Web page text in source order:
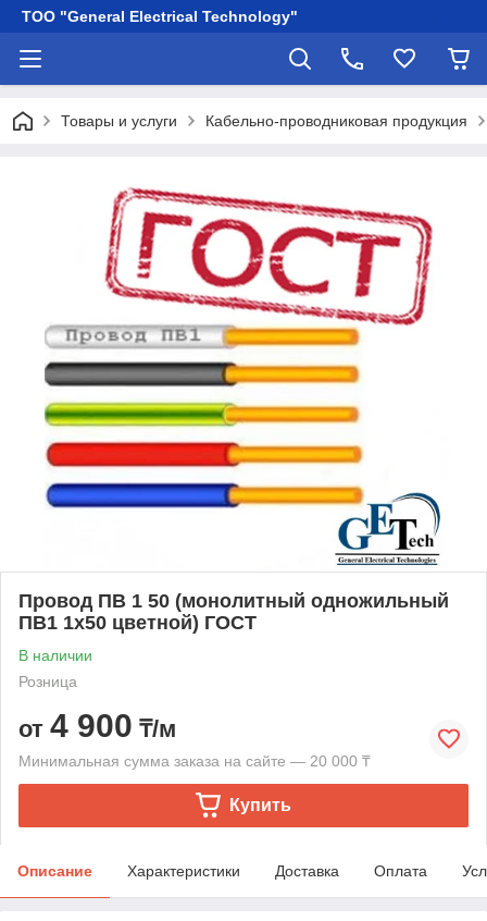
ТОО "General Electrical Technology"
Товары и услуги Кабельно-проводниковая продукция
Провод ПВ 1 50 (монолитный одножильный
ПВ1 1х50 цветной) ГОСТ
В наличии
Розница
от 4 900 ₸/м
Минимальная сумма заказа на сайте — 20 000 ₸
Купить
Описание Характеристики Доставка Оплата